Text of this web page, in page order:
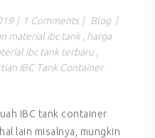
| 1 Comments | Blog |
material ibc tank
harga
ibc tank terbaru
IBC Tank Container
IBC tank container
lain misalnya, mungkin